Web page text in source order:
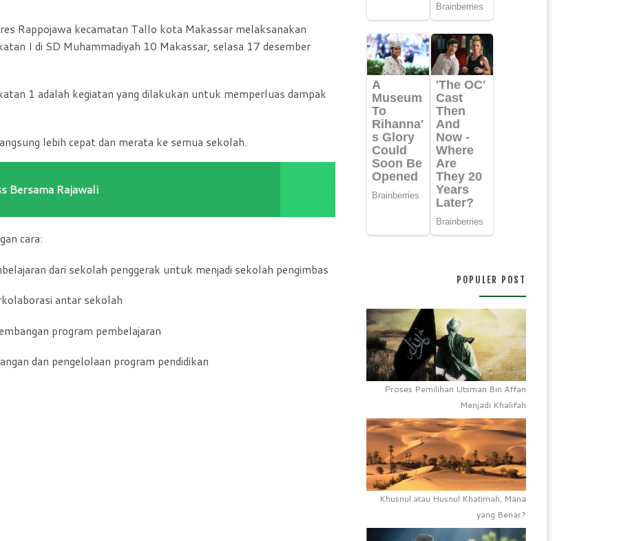
Rappojawa kecamatan Tallo kota Makassar melaksanakan
I di SD Muhammadiyah 10 Makassar, selasa 17 desember
1 adalah kegiatan yang dilakukan untuk memperluas dampak
lebih cepat dan merata ke semua sekolah.
Bersama Rajawali
cara:
dari sekolah penggerak untuk menjadi sekolah pengimbas
antar sekolah
program pembelajaran
dan pengelolaan program pendidikan
POPULER POST
Proses Pemilihan Utsman Bin Affan
Menjadi Khalifah
Khusnul atau Husnul Khatimah, Mana
yang Benar?